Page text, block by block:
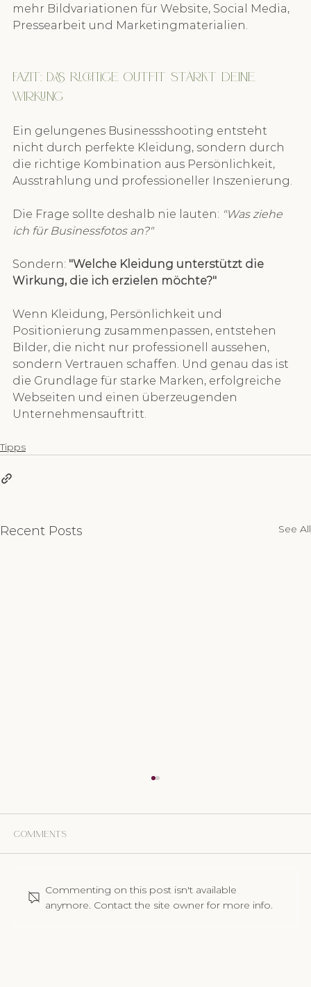
mehr Bildvariationen für Website, Social Media,
Pressearbeit und Marketingmaterialien.
Fazit: Das richtige Outfit stärkt deine
Wirkung
Ein gelungenes Businessshooting entsteht
nicht durch perfekte Kleidung, sondern durch
die richtige Kombination aus Persönlichkeit,
Ausstrahlung und professioneller Inszenierung.
Die Frage sollte deshalb nie lauten: "Was ziehe
ich für Businessfotos an?"
Sondern: "Welche Kleidung unterstützt die
Wirkung, die ich erzielen möchte?"
Wenn Kleidung, Persönlichkeit und
Positionierung zusammenpassen, entstehen
Bilder, die nicht nur professionell aussehen,
sondern Vertrauen schaffen. Und genau das ist
die Grundlage für starke Marken, erfolgreiche
Webseiten und einen überzeugenden
Unternehmensauftritt.
Tipps
Recent Posts See All
Comments
Commenting on this post isn't available
anymore. Contact the site owner for more info.